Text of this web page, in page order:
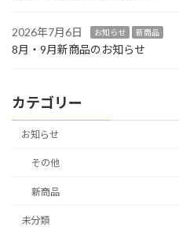
2026年7月6日 お知らせ 新商品
8月・9月新商品のお知らせ
カテゴリー
お知らせ
その他
新商品
未分類